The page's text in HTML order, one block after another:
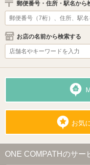
郵便番号・住所・駅名から
お店の名前から検索する
お気
ONE COMPATHのサー